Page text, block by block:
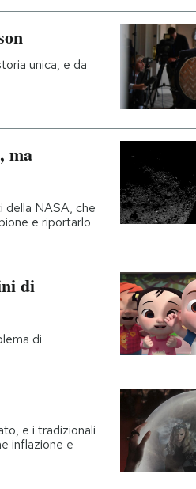
unica, e da
ma
della NASA, che
e riportarlo
di
di
e i tradizionali
inflazione e